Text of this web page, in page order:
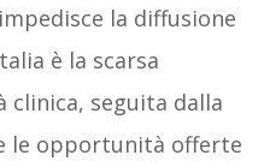
la diffusione
è la scarsa
clinica, seguita dalla
le opportunità offerte